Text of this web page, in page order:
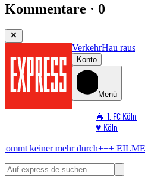
Kommentare · 0
VerkehrHau raus
Konto
Menü
🐐 1. FC Köln
♥️ Köln
🏆 Sport
keiner mehr durch+++